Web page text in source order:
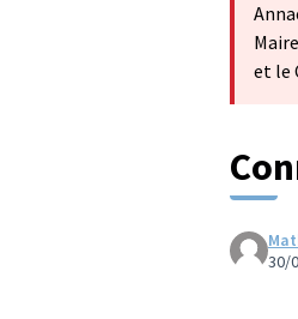
et le
30/